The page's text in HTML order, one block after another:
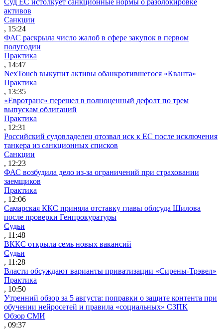
активов
Санкции
, 15:24
ФАС раскрыла число жалоб в сфере закупок в первом
полугодии
Практика
, 14:47
NexTouch выкупит активы обанкротившегося «Кванта»
Практика
, 13:35
«Евротранс» перешел в полноценный дефолт по трем
выпускам облигаций
Практика
, 12:31
Российский судовладелец отозвал иск к ЕС после исключения
танкера из санкционных списков
Санкции
, 12:23
ФАС возбудила дело из-за ограничений при страховании
заемщиков
Практика
, 12:06
Самарская ККС приняла отставку главы облсуда Шилова
после проверки Генпрокуратуры
Судьи
, 11:48
ВККС открыла семь новых вакансий
Судьи
, 11:28
Власти обсуждают варианты приватизации «Сирены-Трэвел»
Практика
, 10:50
Утренний обзор за 5 августа: поправки о защите контента при
обучении нейросетей и правила «социальных» СЗПК
Обзор СМИ
, 09:37